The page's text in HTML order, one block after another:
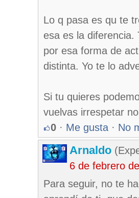
Lo q pasa es qu te
esa es la
por esa forma de
distinta. Yo te lo
Si tu quieres
vuelvas irrespetar
0 · Me gusta · No
Arnaldo
6 de febrero
Para seguir, no te